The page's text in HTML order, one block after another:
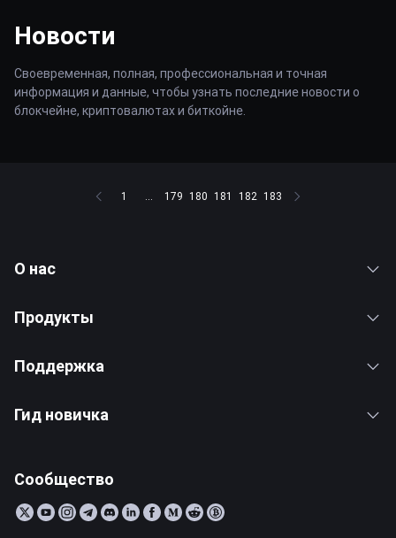
Новости
Своевременная, полная, профессиональная и точная
информация и данные, чтобы узнать последние новости о
блокчейне, криптовалютах и биткойне.
1 ... 179 180 181 182 183
О нас
Продукты
Поддержка
Гид новичка
Сообщество